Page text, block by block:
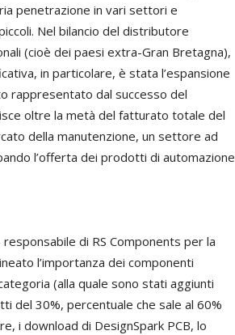
penetrazione in vari settori e
Nel bilancio del distributore
(cioè dei paesi extra-Gran Bretagna),
in particolare, è stata l’espansione
rappresentato dal successo del
oltre la metà del fatturato totale del
della manutenzione, un settore ad
l’offerta dei prodotti di automazione
responsabile di RS Components per la
l’importanza dei componenti
(alla quale sono stati aggiunti
del 30%, percentuale che sale al 60%
i download di DesignSpark PCB, lo